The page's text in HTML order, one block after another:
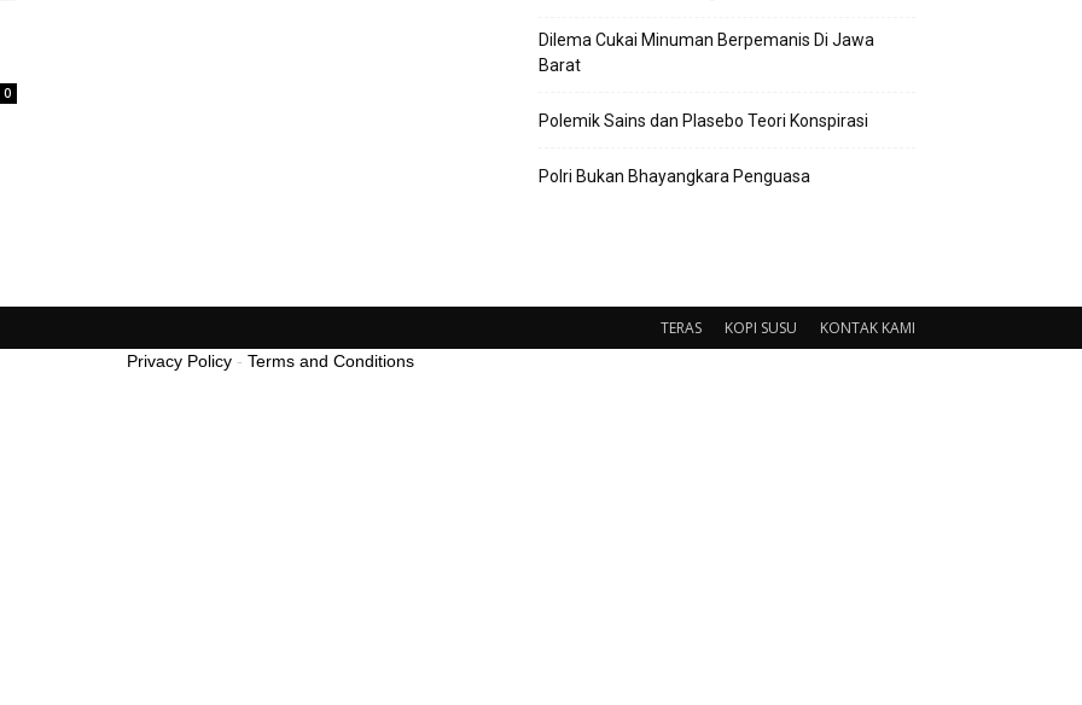
0
Dilema Cukai Minuman Berpemanis Di Jawa
Barat
Polemik Sains dan Plasebo Teori Konspirasi
Polri Bukan Bhayangkara Penguasa
TERAS KOPI SUSU KONTAK KAMI
Privacy Policy - Terms and Conditions